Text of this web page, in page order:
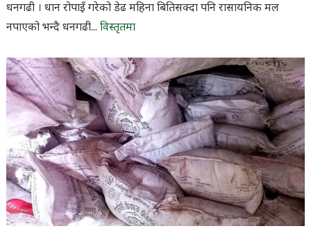
धनगढी । धान रोपाइँ गरेको डेढ महिना बितिसक्दा पनि रासायनिक मल
नपाएको भन्दै धनगढी... विस्तृतमा